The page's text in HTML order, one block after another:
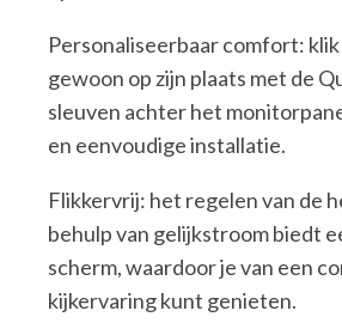
Personaliseerbaar comfort:
gewoon op zijn plaats met de
sleuven achter het
en eenvoudige installatie.
Flikkervrij: het regelen van de
behulp van gelijkstroom biedt
scherm, waardoor je van een
kijkervaring kunt genieten.